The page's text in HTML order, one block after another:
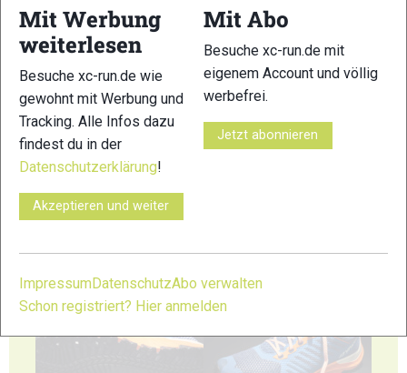
7 8
9
Mit Werbung
weiterlesen
Besuche xc-run.de wie
gewohnt mit Werbung und
Tracking. Alle Infos dazu
findest du in der
Datenschutzerklärung!
Akzeptieren und weiter
Mit Abo
Besuche xc-run.de mit
eigenem Account und völlig
werbefrei.
Jetzt abonnieren
Impressum DatenschutzAbo verwalten
Schon registriert? Hier anmelden